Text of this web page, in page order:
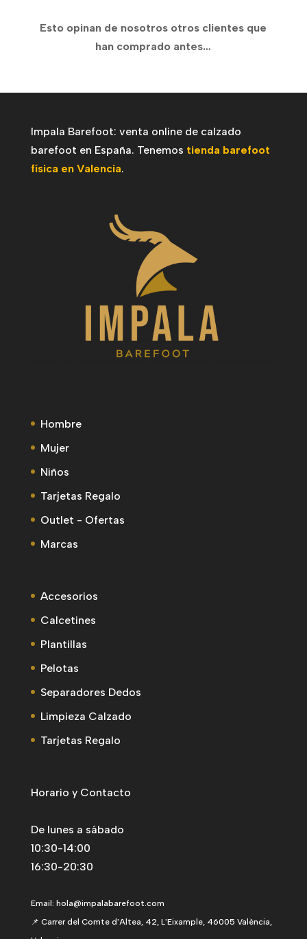
40,00€
hasta
hasta
Esto opinan de nosotros otros clientes que
han comprado antes…
Impala Barefoot: venta online de calzado
barefoot en España. Tenemos tienda barefoot
física en Valencia.
Hombre
Mujer
Niños
Tarjetas Regalo
Outlet - Ofertas
Marcas
Accesorios
Calcetines
Plantillas
Pelotas
Separadores Dedos
Limpieza Calzado
Tarjetas Regalo
Horario y Contacto
De lunes a sábado
10:30-14:00
16:30-20:30
Email: hola@impalabarefoot.com
📌 Carrer del Comte d'Altea, 42, L'Eixample, 46005 València,